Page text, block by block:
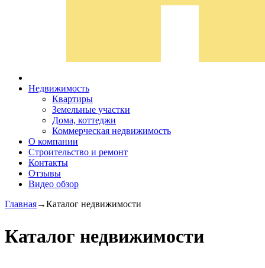
Недвижимость
Квартиры
Земельные участки
Дома, коттеджи
Коммерческая недвижимость
О компании
Строительство и ремонт
Контакты
Отзывы
Видео обзор
Главная→Каталог недвижимости
Каталог недвижимости